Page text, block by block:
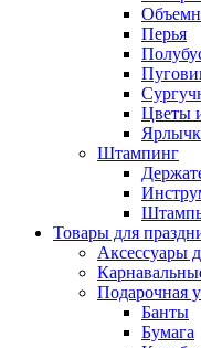
Перья
Цветы
Штампинг
Товары для
Аксессуары
Подарочная
Банты
Бумага